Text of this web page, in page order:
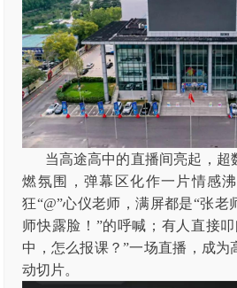
当高途高中的直播间亮起，超
燃氛围，弹幕区化作一片情感
狂“@”心仪老师，满屏都是“张老
师快露脸！”的呼喊；有人直接
中，怎么报课？”一场直播，成为
动切片。